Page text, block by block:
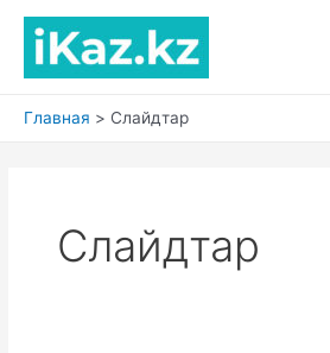
содержимому
Главная Слайдтар
Слайдтар